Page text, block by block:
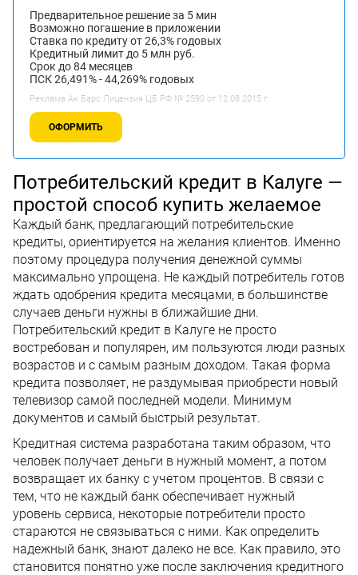
Предварительное решение за 5 мин
Возможно погашение в приложении
Ставка по кредиту от 26,3% годовых
Кредитный лимит до 5 млн руб.
Срок до 84 месяцев
ПСК 26,491% - 44,269% годовых
Реклама Ак Барс.Лицензия ЦБ РФ № 2590 от 12.08.2015 г.
ОФОРМИТЬ
Потребительский кредит в Калуге —
простой способ купить желаемое
Каждый банк, предлагающий потребительские
кредиты, ориентируется на желания клиентов. Именно
поэтому процедура получения денежной суммы
максимально упрощена. Не каждый потребитель готов
ждать одобрения кредита месяцами, в большинстве
случаев деньги нужны в ближайшие дни.
Потребительский кредит в Калуге не просто
востребован и популярен, им пользуются люди разных
возрастов и с самым разным доходом. Такая форма
кредита позволяет, не раздумывая приобрести новый
телевизор самой последней модели. Минимум
документов и самый быстрый результат.
Кредитная система разработана таким образом, что
человек получает деньги в нужный момент, а потом
возвращает их банку с учетом процентов. В связи с
тем, что не каждый банк обеспечивает нужный
уровень сервиса, некоторые потребители просто
стараются не связываться с ними. Как определить
надежный банк, знают далеко не все. Как правило, это
становится понятно уже после заключения кредитного